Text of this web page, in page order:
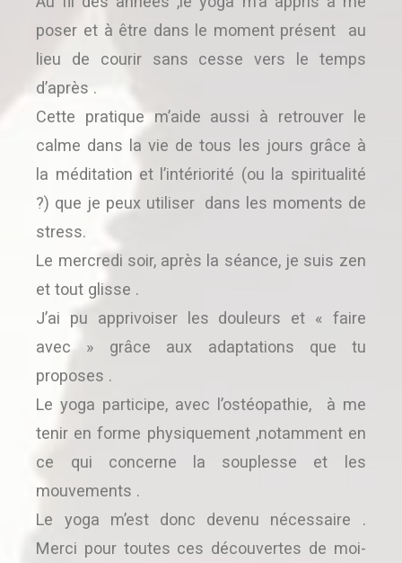
poser et à être dans le moment présent au
lieu de courir sans cesse vers le temps
d’après .
Cette pratique m’aide aussi à retrouver le
calme dans la vie de tous les jours grâce à
la méditation et l’intériorité (ou la spiritualité
?) que je peux utiliser dans les moments de
stress.
Le mercredi soir, après la séance, je suis zen
et tout glisse .
J’ai pu apprivoiser les douleurs et « faire
avec » grâce aux adaptations que tu
proposes .
Le yoga participe, avec l’ostéopathie, à me
tenir en forme physiquement ,notamment en
ce qui concerne la souplesse et les
mouvements .
Le yoga m’est donc devenu nécessaire .
Merci pour toutes ces découvertes de moi-